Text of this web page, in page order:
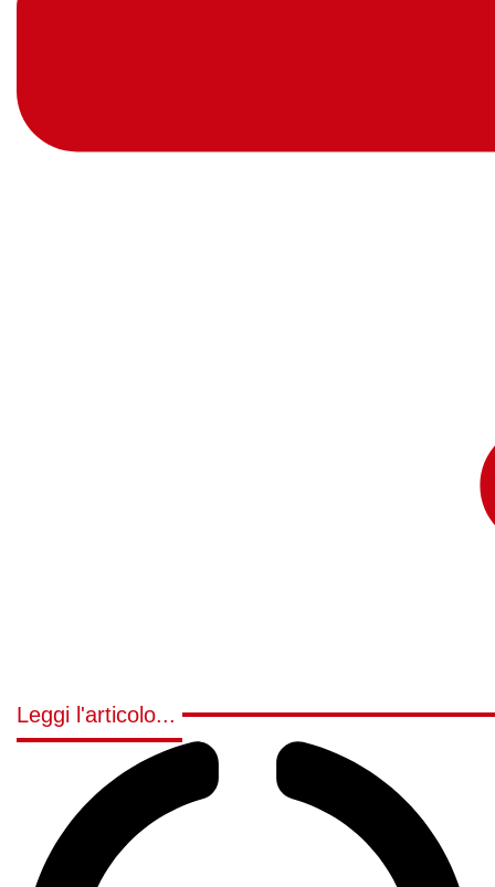
Leggi l'articolo...